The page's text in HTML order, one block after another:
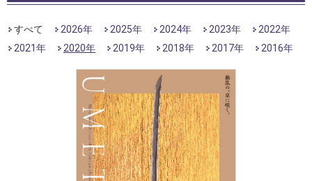
すべて 2026年 2025年 2024年 2023年
2022年
2021年
2020年 2019年 2018年 2017年 2016年